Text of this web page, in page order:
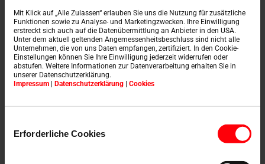
Mit Klick auf „Alle Zulassen“ erlauben Sie uns die Nutzung für zusätzliche
Funktionen sowie zu Analyse- und Marketingzwecken. Ihre Einwilligung
erstreckt sich auch auf die Datenübermittlung an Anbieter in den USA.
Unter dem aktuell geltenden Angemessenheitsbeschluss sind nicht alle
Unternehmen, die von uns Daten empfangen, zertifiziert. In den Cookie-
Einstellungen können Sie Ihre Einwilligung jederzeit widerrufen oder
abstufen. Weitere Informationen zur Datenverarbeitung erhalten Sie in
unserer Datenschutzerklärung.
Impressum | Datenschutzerklärung | Cookies
Erforderliche Cookies
Mehr erfahren